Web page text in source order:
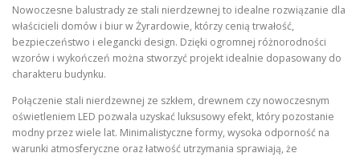
Nowoczesne balustrady ze stali nierdzewnej to idealne rozwiązanie dla
właścicieli domów i biur w Żyrardowie, którzy cenią trwałość,
bezpieczeństwo i elegancki design. Dzięki ogromnej różnorodności
wzorów i wykończeń można stworzyć projekt idealnie dopasowany do
charakteru budynku.
Połączenie stali nierdzewnej ze szkłem, drewnem czy nowoczesnym
oświetleniem LED pozwala uzyskać luksusowy efekt, który pozostanie
modny przez wiele lat. Minimalistyczne formy, wysoka odporność na
warunki atmosferyczne oraz łatwość utrzymania sprawiają, że